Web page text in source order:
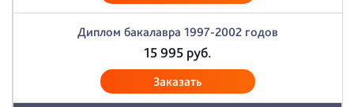
Диплом бакалавра 1997-2002 годов
15 995 руб.
Заказать